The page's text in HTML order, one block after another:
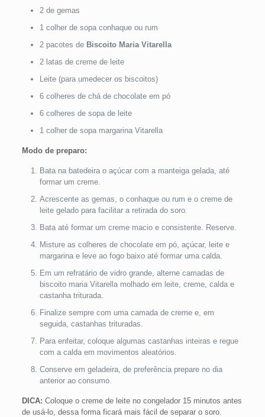
2 de gemas
1 colher de sopa conhaque ou rum
2 pacotes de Biscoito Maria Vitarella
2 latas de creme de leite
Leite (para umedecer os biscoitos)
6 colheres de chá de chocolate em pó
6 colheres de sopa de leite
1 colher de sopa margarina Vitarella
Modo de preparo:
Bata na batedeira o açúcar com a manteiga gelada, até
formar um creme.
Acrescente as gemas, o conhaque ou rum e o creme de
leite gelado para facilitar a retirada do soro.
Bata até formar um creme macio e consistente. Reserve.
Misture as colheres de chocolate em pó, açúcar, leite e
margarina e leve ao fogo baixo até formar uma calda.
Em um refratário de vidro grande, alterne camadas de
biscoito maria Vitarella molhado em leite, creme, calda e
castanha triturada.
Finalize sempre com uma camada de creme e, em
seguida, castanhas trituradas.
Para enfeitar, coloque algumas castanhas inteiras e regue
com a calda em movimentos aleatórios.
Conserve em geladeira, de preferência prepare no dia
anterior ao consumo.
DICA: Coloque o creme de leite no congelador 15 minutos antes
de usá-lo, dessa forma ficará mais fácil de separar o soro.